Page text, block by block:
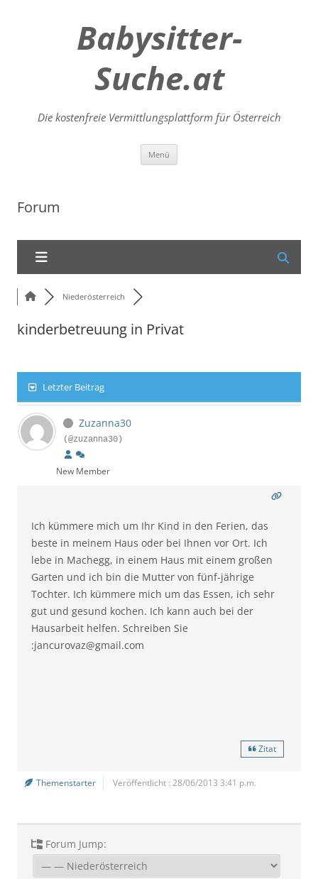
Babysitter-
Suche.at
Die kostenfreie Vermittlungsplattform für Österreich
Menü
Forum
Niederösterreich
kinderbetreuung in Privat
Letzter Beitrag
Zuzanna30
(@zuzanna30)
New Member
Ich kümmere mich um Ihr Kind in den Ferien, das
beste in meinem Haus oder bei Ihnen vor Ort. Ich
lebe in Machegg, in einem Haus mit einem großen
Garten und ich bin die Mutter von fünf-jährige
Tochter. Ich kümmere mich um das Essen, ich sehr
gut und gesund kochen. Ich kann auch bei der
Hausarbeit helfen. Schreiben Sie
:jancurovaz@gmail.com
Zitat
Themenstarter Veröffentlicht : 28/06/2013 3:41 p.m.
Forum Jump: